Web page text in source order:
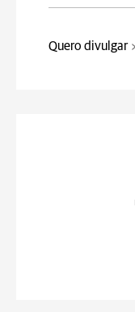
Quero divulgar